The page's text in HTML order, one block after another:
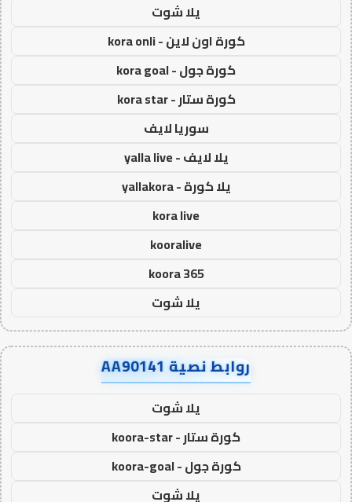
يلا شوت
كورة اون لاين - kora onli
كورة جول - kora goal
كورة ستار - kora star
سوريا لايف
يلا لايف - yalla live
يلا كورة - yallakora
kora live
kooralive
koora 365
يلا شوت
روابط نصية AA90141
يلا شوت
كورة ستار - koora-star
كورة جول - koora-goal
يلا شوت